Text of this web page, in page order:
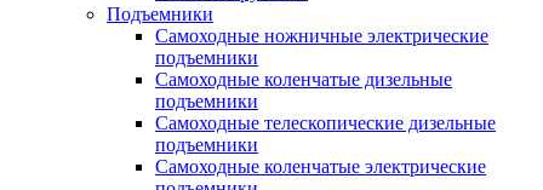
Подъемники
Самоходные ножничные электрические
подъемники
Самоходные коленчатые дизельные
подъемники
Самоходные телескопические дизельные
подъемники
Самоходные коленчатые электрические